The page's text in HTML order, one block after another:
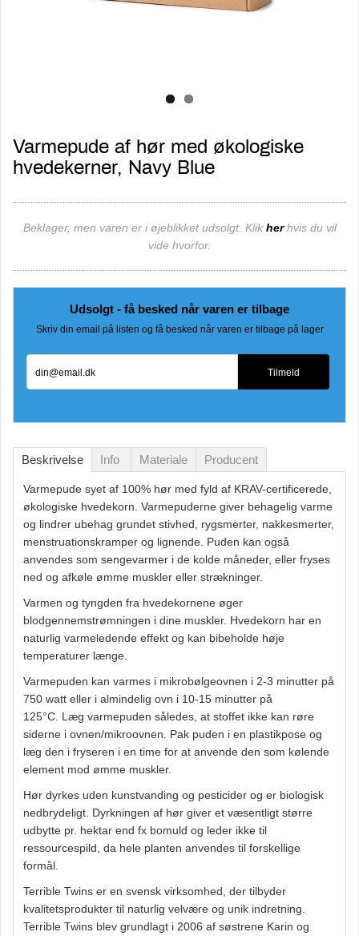
Varmepude af hør med økologiske
hvedekerner, Navy Blue
Beklager, men varen er i øjeblikket udsolgt. Klik herhvis du vil
vide hvorfor.
Udsolgt - få besked når varen er tilbage
Skriv din email på listen og få besked når varen er tilbage på lager
Tilmeld
Beskrivelse Info Materiale Producent
Varmepude syet af 100% hør med fyld af KRAV-certificerede,
økologiske hvedekorn. Varmepuderne giver behagelig varme
og lindrer ubehag grundet stivhed, rygsmerter, nakkesmerter,
menstruationskramper og lignende. Puden kan også
anvendes som sengevarmer i de kolde måneder, eller fryses
ned og afkøle ømme muskler eller strækninger.
Varmen og tyngden fra hvedekornene øger
blodgennemstrømningen i dine muskler. Hvedekorn har en
naturlig varmeledende effekt og kan bibeholde høje
temperaturer længe.
Varmepuden kan varmes i mikrobølgeovnen i 2-3 minutter på
750 watt eller i almindelig ovn i 10-15 minutter på
125°C. Læg varmepuden således, at stoffet ikke kan røre
siderne i ovnen/mikroovnen. Pak puden i en plastikpose og
læg den i fryseren i en time for at anvende den som kølende
element mod ømme muskler.
Hør dyrkes uden kunstvanding og pesticider og er biologisk
nedbrydeligt. Dyrkningen af hør giver et væsentligt større
udbytte pr. hektar end fx bomuld og leder ikke til
ressourcespild, da hele planten anvendes til forskellige
formål.
Terrible Twins er en svensk virksomhed, der tilbyder
kvalitetsprodukter til naturlig velvære og unik indretning.
Terrible Twins blev grundlagt i 2006 af søstrene Karin og